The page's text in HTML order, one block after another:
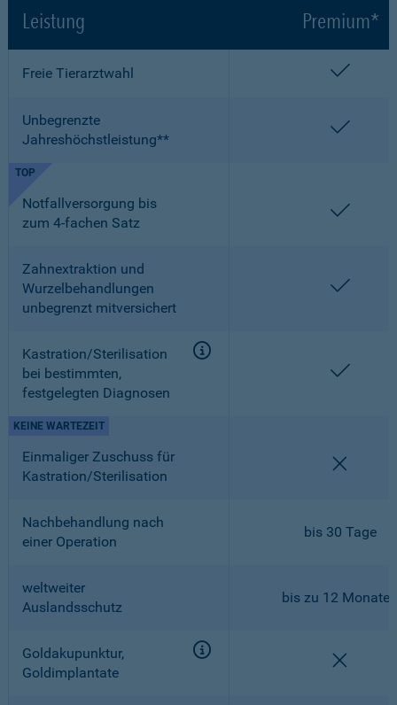
Leistung Premium*
Freie Tierarztwahl
Unbegrenzte
Jahreshöchstleistung**
Notfallversorgung bis
zum 4-fachen Satz
TOP
Zahnextraktion und
Wurzelbehandlungen
unbegrenzt mitversichert
Kastration/Sterilisation
bei bestimmten,
festgelegten Diagnosen
Einmaliger Zuschuss für
Kastration/Sterilisation
KEINE WARTEZEIT
Nachbehandlung nach
einer Operation
bis 30 Tage
weltweiter
Auslandsschutz
bis zu 12 Monaten
Goldakupunktur,
Goldimplantate